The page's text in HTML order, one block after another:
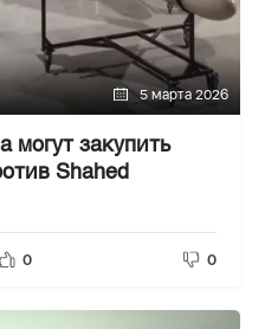
5 марта 2026
закупить
Shahed
0 0